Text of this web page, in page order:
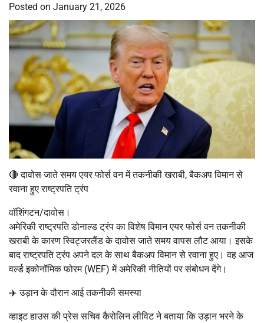
Posted on January 21, 2026
🔴 दावोस जाते समय एयर फोर्स वन में तकनीकी खराबी, बैकअप विमान से
रवाना हुए राष्ट्रपति ट्रंप
वॉशिंगटन/दावोस।
अमेरिकी राष्ट्रपति डोनाल्ड ट्रंप का विशेष विमान एयर फोर्स वन तकनीकी
खराबी के कारण स्विट्जरलैंड के दावोस जाते समय वापस लौट आया। इसके
बाद राष्ट्रपति ट्रंप अपने दल के साथ बैकअप विमान से रवाना हुए। वह आज
वर्ल्ड इकोनॉमिक फोरम (WEF) में अमेरिकी नीतियों पर संबोधन देंगे।
✈️ उड़ान के दौरान आई तकनीकी समस्या
व्हाइट हाउस की प्रेस सचिव कैरोलिन लीविट ने बताया कि उड़ान भरने के